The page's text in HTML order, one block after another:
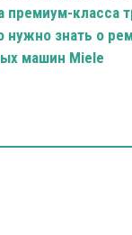
премиум-класса
нужно знать о
машин Miele